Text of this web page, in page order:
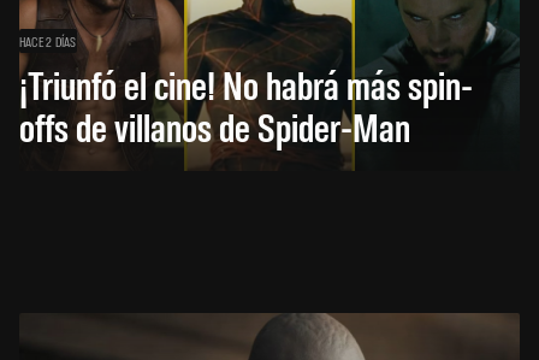
HACE 2 DÍAS
¡Triunfó el cine! No habrá más spin-
offs de villanos de Spider-Man